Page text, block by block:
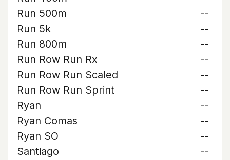
Run 500m
--
Run 5k
--
Run 800m
--
Run Row Run Rx
--
Run Row Run Scaled
--
Run Row Run Sprint
--
Ryan
--
Ryan Comas
--
Ryan SO
--
Santiago
--